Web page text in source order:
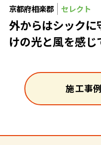
京都府相楽郡 セレクト
外からはシックに
けの光と風を感じ
施工事